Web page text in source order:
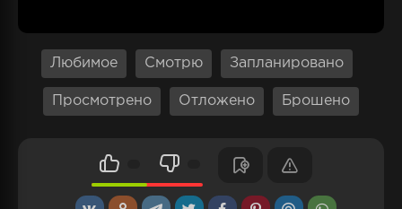
Любимое Смотрю Запланировано
Просмотрено Отложено Брошено